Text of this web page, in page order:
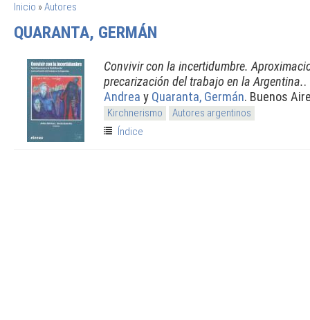
SE ENCUENTRA USTED AQUÍ
Inicio »Autores
QUARANTA, GERMÁN
Convivir con la incertidumbre.
precarización del trabajo en la Argentina..
Andrea y Quaranta, Germán. Buenos
Kirchnerismo
Autores argentinos
Índice